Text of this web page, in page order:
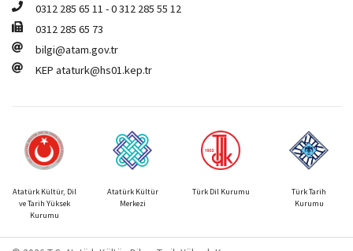
0312 285 65 11 -0 312 285 55 12
0312 285 65 73
bilgi@atam.gov.tr
KEP ataturk@hs01.kep.tr
Atatürk Kültür, Dil
ve Tarih Yüksek
Kurumu
Atatürk Kültür
Merkezi
Türk Dil Kurumu
Türk Tarih
Kurumu